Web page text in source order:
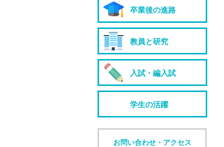
卒業後の進路
教員と研究
入試・編入試
学生の活躍
お問い合わせ・アクセス